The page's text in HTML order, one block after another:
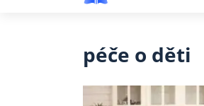
péče o děti